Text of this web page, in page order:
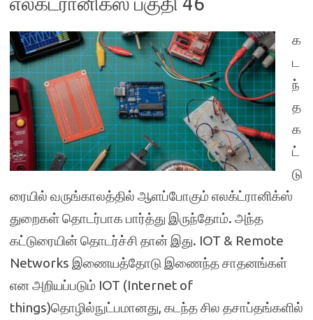
க
ட
ந்
த
க
ட்
டு
ரையில் வருங்காலத்தில் ஆளப்போகும் எலக்ட்ரானிக்ஸ்
துறைகள் தொடர்பாக பார்த்து இருந்தோம். அந்த
கட்டுரையின் தொடர்ச்சி தான் இது. IOT & Remote
Networks இணையத்தோடு இணைந்த சாதனங்கள்
என அறியப்படும் IOT (Internet of
things)தொழில்நுட்பமானது, கடந்த சில தசாப்தங்களில்